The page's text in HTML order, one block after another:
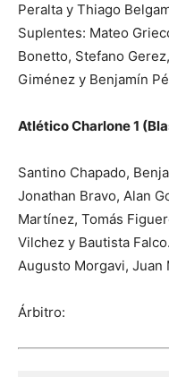
Peralta y Thiago
Suplentes: Mateo
Bonetto, Stefano
Giménez y Benjamín
Atlético Charlone 1
Santino Chapado,
Jonathan Bravo, Alan
Martínez, Tomás
Vilchez y Bautista
Augusto Morgavi, Juan
Árbitro: